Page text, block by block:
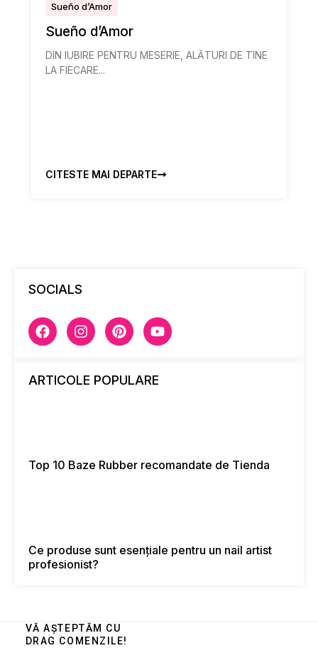
CITESTE MAI DEPARTE
Sueño d’Amor
Sueño d’Amor
DIN IUBIRE PENTRU MESERIE, ALĂTURI DE TINE
LA FIECARE...
SOCIALS
ARTICOLE POPULARE
Top 10 Baze Rubber recomandate de Tienda
Ce produse sunt esențiale pentru un nail artist
profesionist?
VĂ AȘTEPTĂM CU
DRAG COMENZILE!